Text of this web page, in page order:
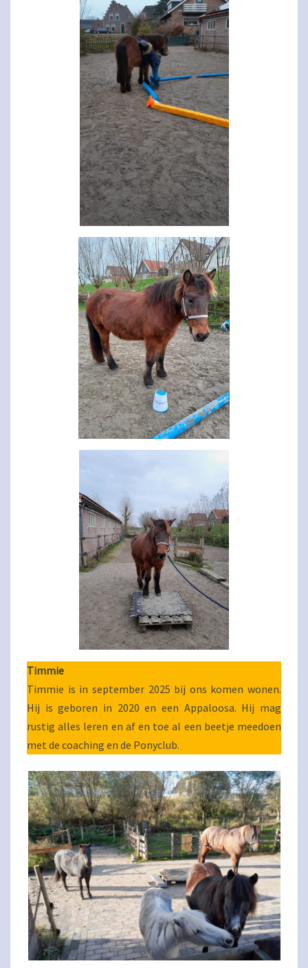
Timmie
Timmie is in september 2025 bij ons komen wonen.
Hij is geboren in 2020 en een Appaloosa. Hij mag
rustig alles leren en af en toe al een beetje meedoen
met de coaching en de Ponyclub.